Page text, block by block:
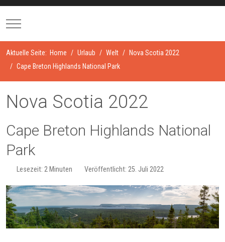
Mobile Menu Toggle
Aktuelle Seite: Home Urlaub Welt
Nova Scotia 2022
Cape Breton Highlands National Park
Nova Scotia 2022
Cape Breton Highlands National
Park
Lesezeit: 2 Minuten Veröffentlicht: 25. Juli 2022